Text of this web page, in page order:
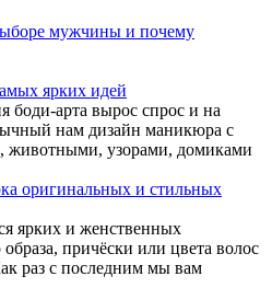
мужчины и почему
ярких идей
боди-арта вырос спрос и на
нам дизайн маникюра с
животными, узорами, домиками
оригинальных и стильных
ярких и женственных
причёски или цвета волос
раз с последним мы вам